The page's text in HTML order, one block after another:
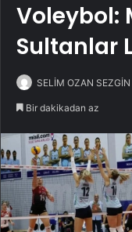
Voleybol:
Sultanlar
SELİM OZAN SEZGİN
Bir dakikadan az